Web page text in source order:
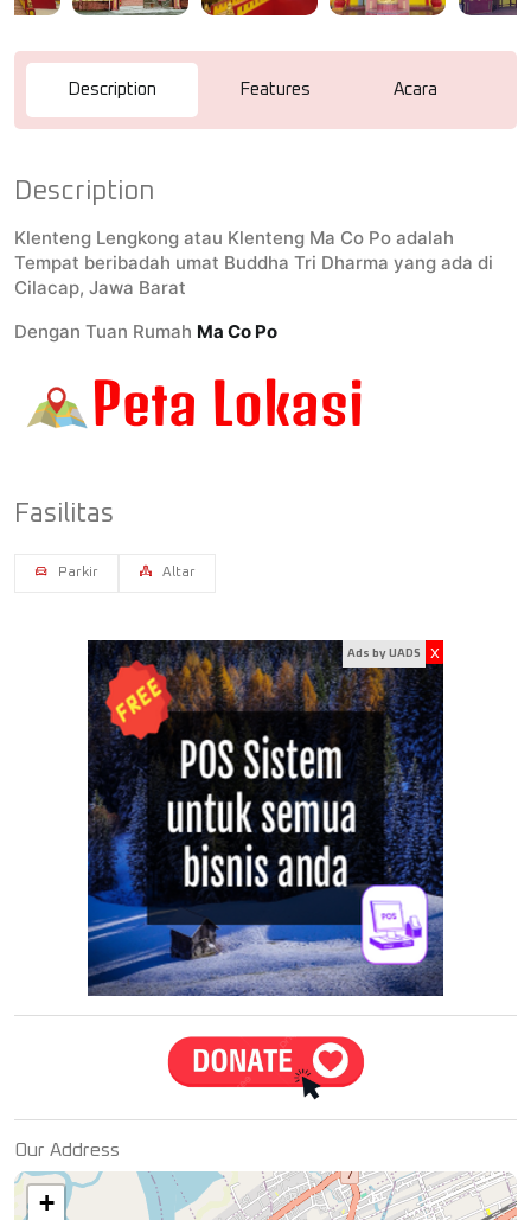
Description Features Acara
Description
Klenteng Lengkong atau Klenteng Ma Co Po adalah
Tempat beribadah umat Buddha Tri Dharma yang ada di
Cilacap, Jawa Barat
Dengan Tuan Rumah Ma Co Po
Fasilitas
Parkir Altar
Ads by UADS x
Our Address
+